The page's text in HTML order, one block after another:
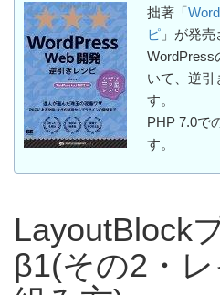
拙著「
ピ 」が発売
WordPress
いて、逆引
す。
PHP 7.0で
す。
LayoutBlock
β1(その2・